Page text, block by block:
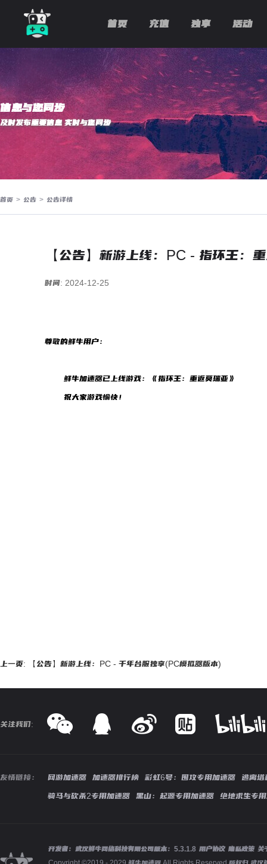
首页 充值 独享 活动
信息与您同步
及时发布重要信息 实时与您同步
首页 > 公告 > 公告详情
【公告】新游上线：PC - 指环王：
时间: 2024-12-25
尊敬的鲜牛用户：
鲜牛加速器已上线游戏：《指环王：重返莫瑞亚》
祝大家游戏愉快！
上一页: 【公告】新游上线：PC - 千年台服独享(PC模拟器版本)
关注我们:
友情链接： 网游加速器 加速器排行榜 彩虹6号：围攻专用加速器
逃离塔
骑马与砍杀2专用加速器
黑山：起源专用加速器 绝地求生专
开发者：武汉鲜牛网络科技有限公司版本： 5.3.1.8 用户协议 隐私政策 关